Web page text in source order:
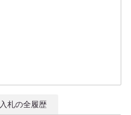
入札の全履歴